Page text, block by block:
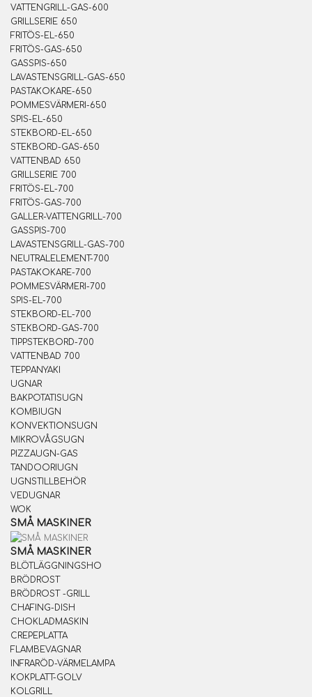
VATTENGRILL-GAS-600
GRILLSERIE 650
FRITÖS-EL-650
FRITÖS-GAS-650
GASSPIS-650
LAVASTENSGRILL-GAS-650
PASTAKOKARE-650
POMMESVÄRMERI-650
SPIS-EL-650
STEKBORD-EL-650
STEKBORD-GAS-650
VATTENBAD 650
GRILLSERIE 700
FRITÖS-EL-700
FRITÖS-GAS-700
GALLER-VATTENGRILL-700
GASSPIS-700
LAVASTENSGRILL-GAS-700
NEUTRALELEMENT-700
PASTAKOKARE-700
POMMESVÄRMERI-700
SPIS-EL-700
STEKBORD-EL-700
STEKBORD-GAS-700
TIPPSTEKBORD-700
VATTENBAD 700
TEPPANYAKI
UGNAR
BAKPOTATISUGN
KOMBIUGN
KONVEKTIONSUGN
MIKROVÅGSUGN
PIZZAUGN-GAS
TANDOORIUGN
UGNSTILLBEHÖR
VEDUGNAR
WOK
SMÅ MASKINER
SMÅ MASKINER
BLÖTLÄGGNINGSHO
BRÖDROST
BRÖDROST -GRILL
CHAFING-DISH
CHOKLADMASKIN
CREPEPLATTA
FLAMBEVAGNAR
INFRARÖD-VÄRMELAMPA
KOKPLATT-GOLV
KOLGRILL